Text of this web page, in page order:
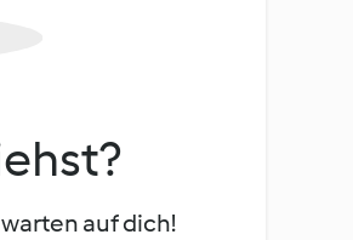
auf dich!